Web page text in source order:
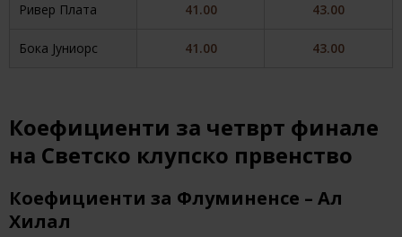
Ривер Плата 41.00 43.00
Бока Јуниорс 41.00 43.00
Коефициенти за четврт финале
на Светско клупско првенство
Коефициенти за Флуминенсе – Ал
Хилал